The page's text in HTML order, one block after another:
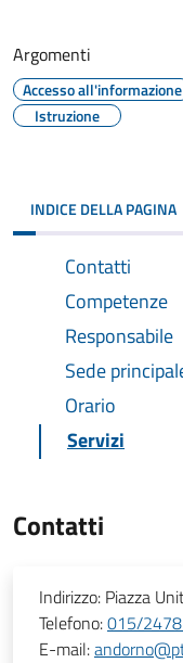
Argomenti
Accesso all'informazione
Istruzione
INDICE DELLA PAGINA
Contatti
Competenze
Responsabile
Sede
Orario
Servizi
Contatti
Indirizzo: Piazza
Telefono:015/
E-mail: